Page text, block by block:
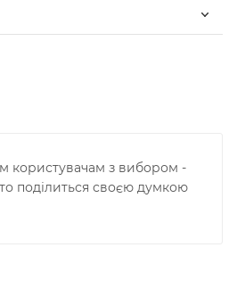
користувачам з вибором -
поділиться своєю думкою